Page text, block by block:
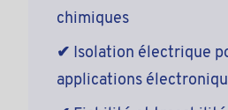
chimiques
✔ Isolation électrique
applications